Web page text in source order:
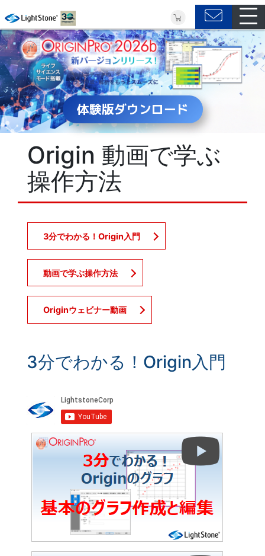
体験版ダウンロード
Origin 動画で学ぶ
操作方法
3分でわかる！Origin入門
動画で学ぶ操作方法
Originウェビナー動画
3分でわかる！Origin入門